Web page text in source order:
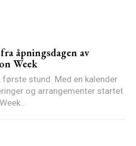
åpningsdagen av
Week
første stund. Med en kalender
og arrangementer startet